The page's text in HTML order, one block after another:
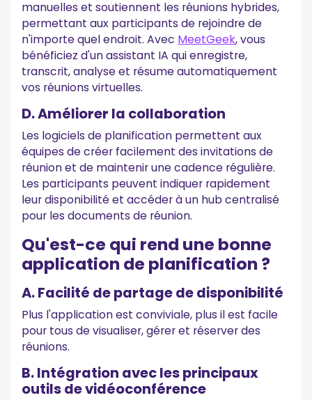
manuelles et soutiennent les réunions hybrides,
permettant aux participants de rejoindre de
n'importe quel endroit. Avec MeetGeek, vous
bénéficiez d'un assistant IA qui enregistre,
transcrit, analyse et résume automatiquement
vos réunions virtuelles.
D. Améliorer la collaboration
Les logiciels de planification permettent aux
équipes de créer facilement des invitations de
réunion et de maintenir une cadence régulière.
Les participants peuvent indiquer rapidement
leur disponibilité et accéder à un hub centralisé
pour les documents de réunion.
Qu'est-ce qui rend une bonne
application de planification ?
A. Facilité de partage de disponibilité
Plus l'application est conviviale, plus il est facile
pour tous de visualiser, gérer et réserver des
réunions.
B. Intégration avec les principaux
outils de vidéoconférence